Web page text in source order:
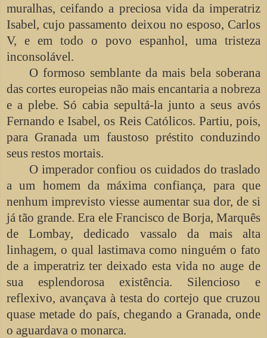
muralhas, ceifando a preciosa vida da imperatriz
Isabel, cujo passamento deixou no esposo, Carlos
V, e em todo o povo espanhol, uma tristeza
inconsolável.
O formoso semblante da mais bela soberana
das cortes europeias não mais encantaria a nobreza
e a plebe. Só cabia sepultá-la junto a seus avós
Fernando e Isabel, os Reis Católicos. Partiu, pois,
para Granada um faustoso préstito conduzindo
seus restos mortais.
O imperador confiou os cuidados do traslado
a um homem da máxima confiança, para que
nenhum imprevisto viesse aumentar sua dor, de si
já tão grande. Era ele Francisco de Borja, Marquês
de Lombay, dedicado vassalo da mais alta
linhagem, o qual lastimava como ninguém o fato
de a imperatriz ter deixado esta vida no auge de
sua esplendorosa existência. Silencioso e
reflexivo, avançava à testa do cortejo que cruzou
quase metade do país, chegando a Granada, onde
o aguardava o monarca.